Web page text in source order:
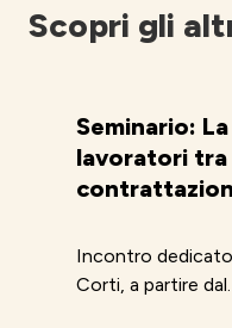
Scopri gli
Seminario:
lavoratori tra
Incontro
Corti, a partire